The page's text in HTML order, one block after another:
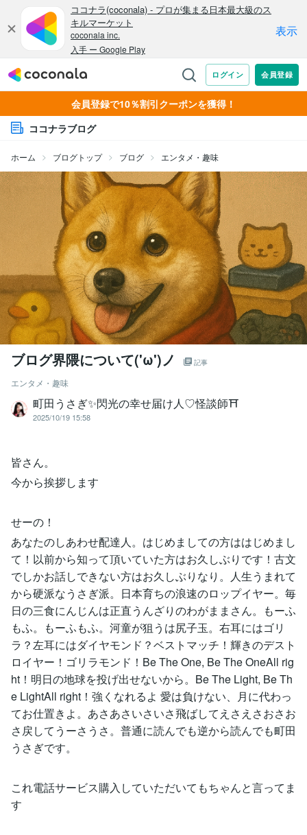
会員登録で10％割引クーポンを獲得！
ココナラブログ
ホーム ブログトップ ブログ エンタメ・趣味
ブログ界隈について('ω')ノ 記事
エンタメ・趣味
町田うさぎ✨閃光の幸せ届け人♡怪談師⛩️
2025/10/19 15:58
皆さん。
今から挨拶します
せーの！
あなたのしあわせ配達人。はじめましての方ははじめまし
て！以前から知って頂いていた方はお久しぶりです！古文
でしかお話しできない方はお久しぶりなり。人生うまれて
から硬派なうさぎ派。日本育ちの浪速のロップイヤー。毎
日の三食にんじんは正直うんざりのわがままさん。もーふ
もふ。もーふもふ。河童が狙うは尻子玉。右耳にはゴリ
ラ？左耳にはダイヤモンド？ベストマッチ！輝きのデスト
ロイヤー！ゴリラモンド！Be The One, Be The OneAll rig
ht！明日の地球を投げ出せないから。Be The Light, Be Th
e LightAll right！強くなれるよ 愛は負けない、月に代わっ
てお仕置きよ。あさあさいさいさ飛ばしてえさえさおさお
さ戻してうーさうさ。普通に読んでも逆から読んでも町田
うさぎです。
これ電話サービス購入していただいてもちゃんと言ってま
す